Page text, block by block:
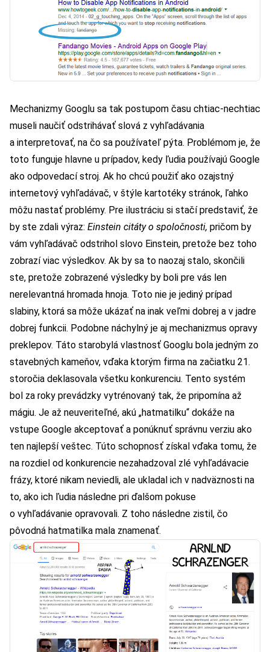
Mechanizmy Googlu sa tak postupom času chtiac-nechtiac
museli naučiť odstrihávať slová z vyhľadávania
a interpretovať, na čo sa používateľ pýta. Problémom je, že
toto funguje hlavne u prípadov, kedy ľudia používajú Google
ako odpovedací stroj. Ak ho chcú použiť ako ozajstný
internetový vyhľadávač, v štýle kartotéky stránok, ľahko
môžu nastať problémy. Pre ilustráciu si stačí predstaviť, že
by ste zdali výraz: Einstein citáty o spoločnosti, pričom by
vám vyhľadávač odstrihol slovo Einstein, pretože bez toho
zobrazí viac výsledkov. Ak by sa to naozaj stalo, skončili
ste, pretože zobrazené výsledky by boli pre vás len
nerelevantná hromada hnoja. Toto nie je jediný prípad
slabiny, ktorá sa môže ukázať na inak veľmi dobrej a v jadre
dobrej funkcii. Podobne náchylný je aj mechanizmus opravy
preklepov. Táto starobylá vlastnosť Googlu bola jedným zo
stavebných kameňov, vďaka ktorým firma na začiatku 21.
storočia deklasovala všetku konkurenciu. Tento systém
bol za roky prevádzky vytrénovaný tak, že pripomína až
mágiu. Je až neuveriteľné, akú „hatmatilku“ dokáže na
vstupe Google akceptovať a ponúknuť správnu verziu ako
ten najlepší veštec. Túto schopnosť získal vďaka tomu, že
na rozdiel od konkurencie nezahadzoval zlé vyhľadávacie
frázy, ktoré nikam neviedli, ale ukladal ich v nadväznosti na
to, ako ich ľudia následne pri ďalšom pokuse
o vyhľadávanie opravovali. Z toho následne zistil, čo
pôvodná hatmatilka mala znamenať.